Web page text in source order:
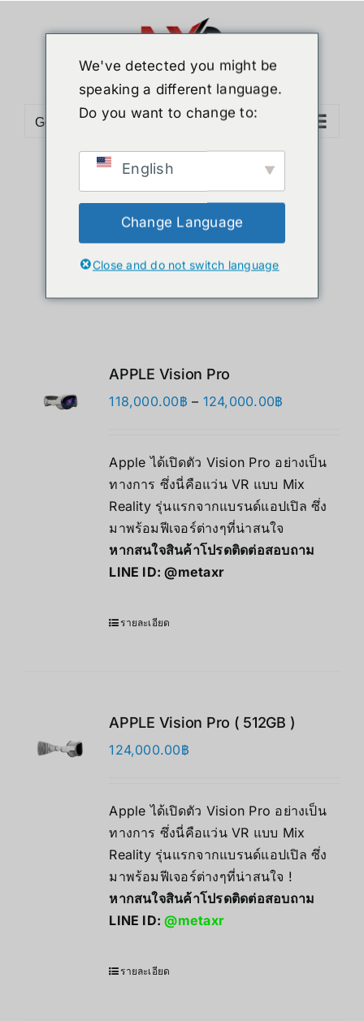
Go to...
Sort byName
Show36 Products
APPLE Vision Pro
118,000.00฿ – 124,000.00฿
through
124,000.00฿
Apple ได้เปิดตัว Vision Pro อย่างเป็น
ทางการ ซึ่งนี่คือแว่น VR แบบ Mix
Reality รุ่นแรกจากแบรนด์แอปเปิล ซึ่ง
มาพร้อมฟีเจอร์ต่างๆที่น่าสนใจ
หากสนใจสินค้าโปรดติดต่อสอบถาม
LINE ID:@metaxr
รายละเอียด
APPLE Vision Pro ( 512GB )
124,000.00฿
Apple ได้เปิดตัว Vision Pro อย่างเป็น
ทางการ ซึ่งนี่คือแว่น VR แบบ Mix
Reality รุ่นแรกจากแบรนด์แอปเปิล ซึ่ง
มาพร้อมฟีเจอร์ต่างๆที่น่าสนใจ !
หากสนใจสินค้าโปรดติดต่อสอบถาม
LINE ID:@metaxr
รายละเอียด
We've detected you might be
speaking a different language.
Do you want to change to:
English
Change Language
Close and do not switch language